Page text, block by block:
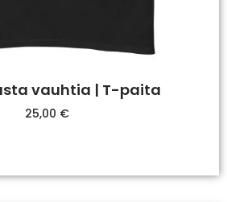
vauhtia | T-paita
25,00 €